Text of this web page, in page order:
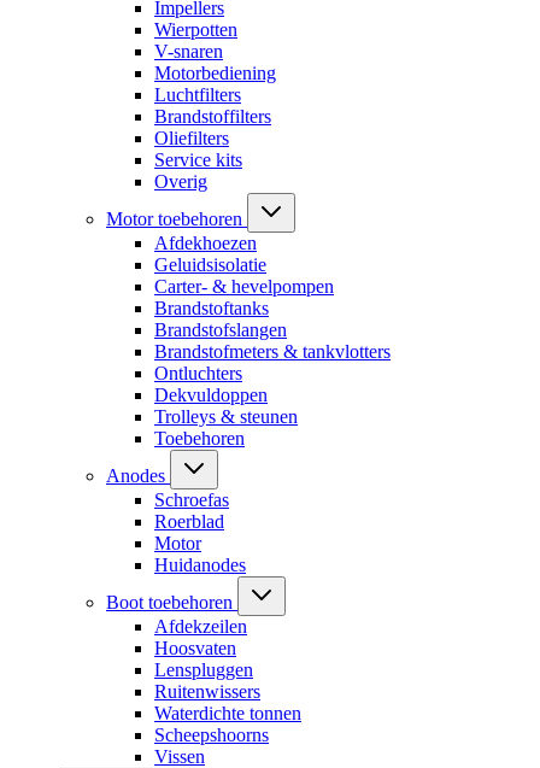
Impellers
Wierpotten
V-snaren
Motorbediening
Luchtfilters
Brandstoffilters
Oliefilters
Service kits
Overig
Motor toebehoren
Afdekhoezen
Geluidsisolatie
Carter- & hevelpompen
Brandstoftanks
Brandstofslangen
Brandstofmeters & tankvlotters
Ontluchters
Dekvuldoppen
Trolleys & steunen
Toebehoren
Anodes
Schroefas
Roerblad
Motor
Huidanodes
Boot toebehoren
Afdekzeilen
Hoosvaten
Lenspluggen
Ruitenwissers
Waterdichte tonnen
Scheepshoorns
Vissen